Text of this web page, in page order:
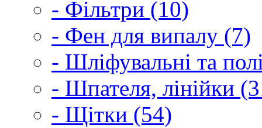
- Фільтри (10)
- Фен для випалу (7)
- Шліфувальні та
- Шпателя, лінійки
- Щітки (54)